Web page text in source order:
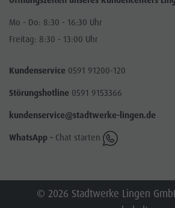
Mo - Do: 8:30 - 16:30 Uhr
Freitag: 8:30 - 13:00 Uhr
Kundenservice 0591 91200-120
Störungshotline 0591 9153366
kundenservice@stadtwerke-lingen.de
WhatsApp - Chat starten
© 2026 Stadtwerke Lingen